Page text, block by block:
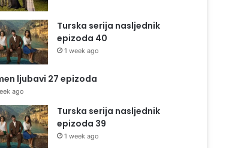
Turska serija nasljednik
epizoda 40
1 week ago
ljubavi 27 epizoda
ago
Turska serija nasljednik
epizoda 39
1 week ago